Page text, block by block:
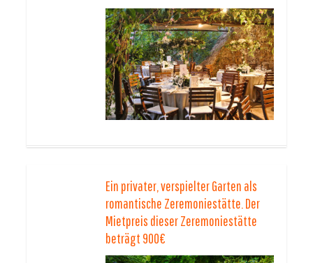
Ein privater, verspielter Garten als
romantische Zeremoniestätte. Der
Mietpreis dieser Zeremoniestätte
beträgt 900€